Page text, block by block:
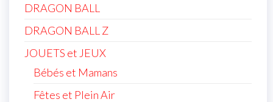
DRAGON BALL
DRAGON BALL Z
JOUETS et JEUX
Bébés et Mamans
Fêtes et Plein Air